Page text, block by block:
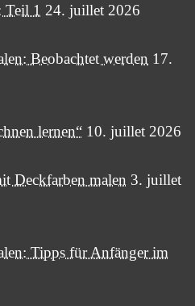
Teil 1 24. juillet 2026
Beobachtet werden 17.
lernen“ 10. juillet 2026
Deckfarben malen 3. juillet
Tipps für Anfänger im